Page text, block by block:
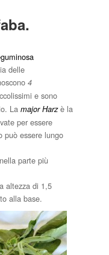
delle
4
e sono
La major Harzè la
per essere
può essere lungo
parte più
altezza di 1,5
alla base.